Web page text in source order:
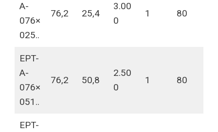
A-
076×
025..
76,2 25,4
3.00
0
1 80
EPT-
A-
076×
051..
76,2 50,8
2.50
0
1 80
EPT-